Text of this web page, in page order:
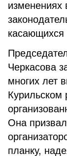
Черкасова
многих лет
Курильском
Она
планку,